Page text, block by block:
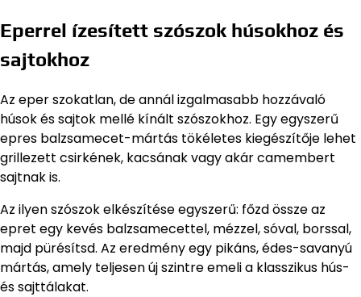
Eperrel ízesített szószok húsokhoz és
sajtokhoz
Az eper szokatlan, de annál izgalmasabb hozzávaló
húsok és sajtok mellé kínált szószokhoz. Egy egyszerű
epres balzsamecet-mártás tökéletes kiegészítője lehet
grillezett csirkének, kacsának vagy akár camembert
sajtnak is.
Az ilyen szószok elkészítése egyszerű: főzd össze az
epret egy kevés balzsamecettel, mézzel, sóval, borssal,
majd pürésítsd. Az eredmény egy pikáns, édes-savanyú
mártás, amely teljesen új szintre emeli a klasszikus hús-
és sajttálakat.